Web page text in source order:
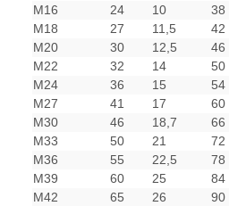
M16
24 10 38
M18
27 11,5 42
M20
30 12,5 46
M22
32 14 50
M24
36 15 54
M27
41 17 60
M30
46 18,7 66
M33
50 21 72
M36
55 22,5 78
M39
60 25 84
M42
65 26 90